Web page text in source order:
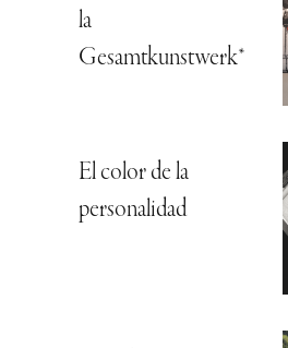
la
Gesamtkunstwerk*
El color de la
personalidad